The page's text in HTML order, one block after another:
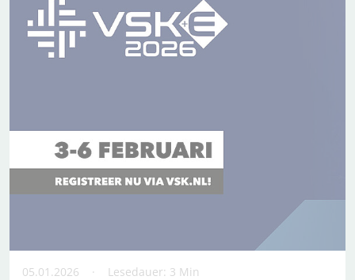
05.01.2026 Lesedauer: 3 Min